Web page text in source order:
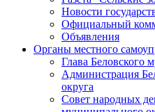
Новости
Официальный
Объявления
Органы местного
Глава Беловского
Администрация
округа
Совет народных